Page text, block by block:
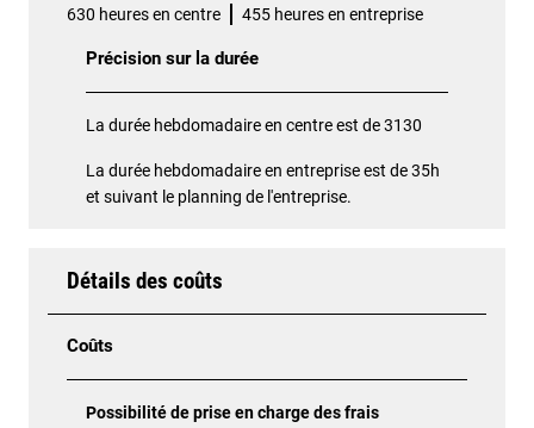
630 heures en centre 455 heures en entreprise
Précision sur la durée
La durée hebdomadaire en centre est de 3130
La durée hebdomadaire en entreprise est de 35h
et suivant le planning de l'entreprise.
Détails des coûts
Coûts
Possibilité de prise en charge des frais